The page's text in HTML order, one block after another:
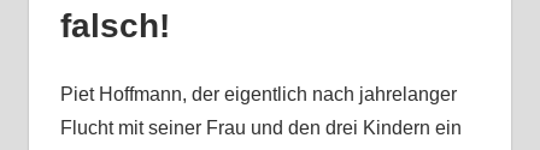
falsch!
Piet Hoffmann, der eigentlich nach jahrelanger
Flucht mit seiner Frau und den drei Kindern ein